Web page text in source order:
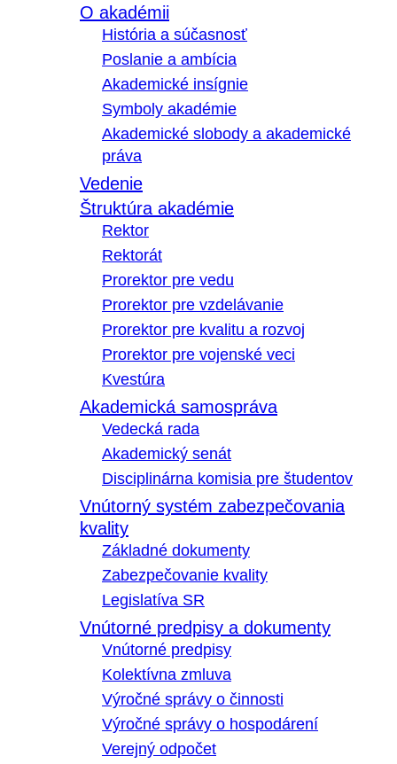
O akadémii
História a súčasnosť
Poslanie a ambícia
Akademické insígnie
Symboly akadémie
Akademické slobody a akademické
práva
Vedenie
Štruktúra akadémie
Rektor
Rektorát
Prorektor pre vedu
Prorektor pre vzdelávanie
Prorektor pre kvalitu a rozvoj
Prorektor pre vojenské veci
Kvestúra
Akademická samospráva
Vedecká rada
Akademický senát
Disciplinárna komisia pre študentov
Vnútorný systém zabezpečovania
kvality
Základné dokumenty
Zabezpečovanie kvality
Legislatíva SR
Vnútorné predpisy a dokumenty
Vnútorné predpisy
Kolektívna zmluva
Výročné správy o činnosti
Výročné správy o hospodárení
Verejný odpočet